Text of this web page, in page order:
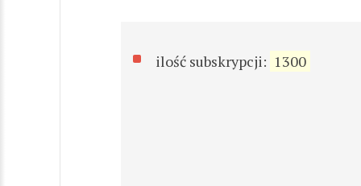
ilość subskrypcji: 1300